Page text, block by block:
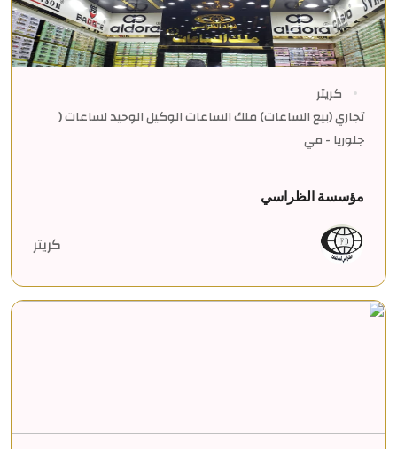
كريتر
تجاري (بيع الساعات) ملك الساعات الوكيل الوحيد لساعات (
جلوريا - مي
مؤسسة الظراسي
كريتر